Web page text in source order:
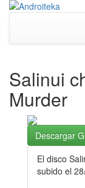
Salinui
Murder
Descargar
El disco
subido el